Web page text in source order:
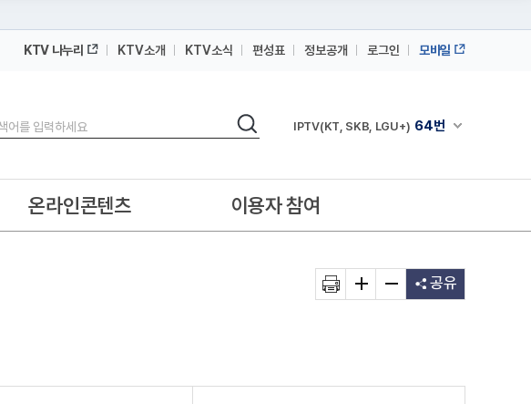
KTV 나누리 KTV소개 KTV소식 편성표 정보공개 로그인 모바일
검색
검색 채널안내 펼쳐
IPTV(KT, SKB, LGU+) 64번
IPTV(KT, SKB, LGU+)
온라인콘텐츠 이용자 참여
공유